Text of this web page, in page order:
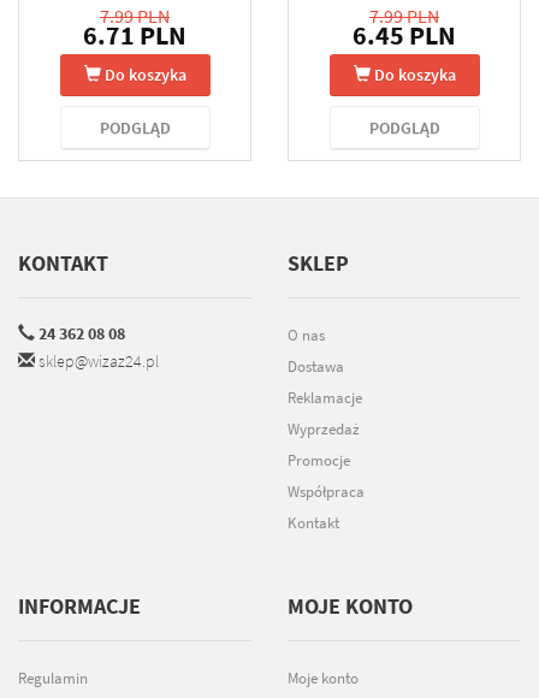
7.99 PLN
6.71 PLN
Do koszyka
PODGLĄD
7.99 PLN
6.45 PLN
Do koszyka
PODGLĄD
KONTAKT
24 362 08 08
sklep@wizaz24.pl
SKLEP
O nas
Dostawa
Reklamacje
Wyprzedaż
Promocje
Współpraca
Kontakt
INFORMACJE
Regulamin
MOJE KONTO
Moje konto